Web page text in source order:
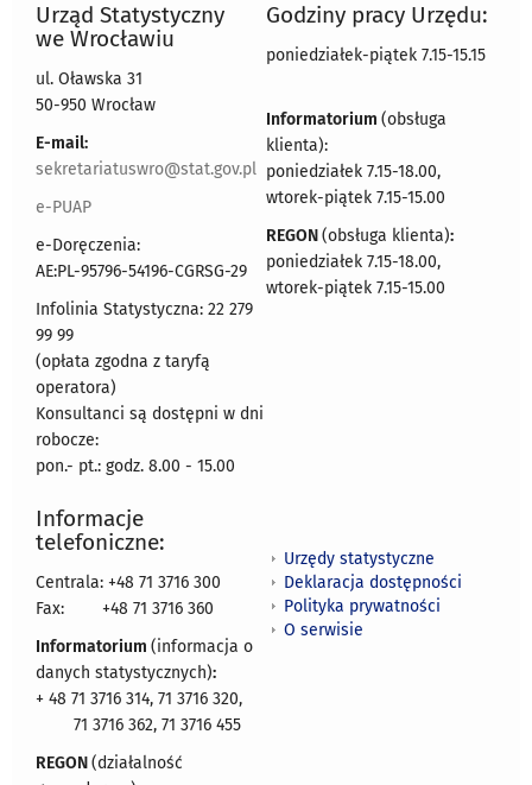
Urząd Statystyczny
we Wrocławiu
ul. Oławska 31
50-950 Wrocław
E-mail:
sekretariatuswro@stat.gov.pl
e-PUAP
e-Doręczenia:
AE:PL-95796-54196-CGRSG-29
Infolinia Statystyczna: 22 279
99 99
(opłata zgodna z taryfą
operatora)
Konsultanci są dostępni w dni
robocze:
pon.- pt.: godz. 8.00 - 15.00
Godziny pracy Urzędu:
poniedziałek-piątek 7.15-15.15
Informatorium (obsługa
klienta):
poniedziałek 7.15-18.00,
wtorek-piątek 7.15-15.00
REGON(obsługa klienta):
poniedziałek 7.15-18.00,
wtorek-piątek 7.15-15.00
Informacje
telefoniczne:
Centrala: +48 71 3716 300
Fax:
+48 71 3716 360
Informatorium (informacja o
danych statystycznych):
+ 48 71 3716 314, 71 3716 320,
71 3716 362, 71 3716 455
REGON(działalność
Urzędy statystyczne
Deklaracja dostępności
Polityka prywatności
O serwisie